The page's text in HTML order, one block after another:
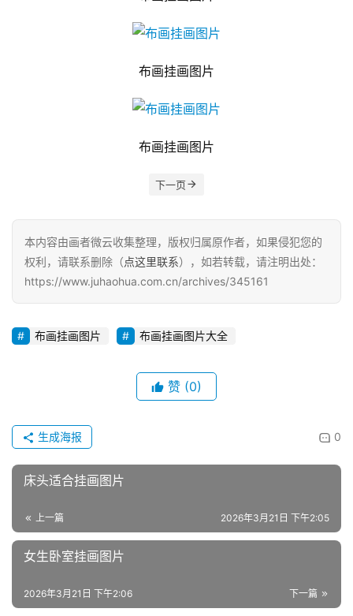
布画挂画图片
布画挂画图片
下一页
本内容由画者微云收集整理，版权归属原作者，如果侵犯您的
权利，请联系删除（点这里联系），如若转载，请注明出处：
https://www.juhaohua.com.cn/archives/345161
布画挂画图片 布画挂画图片大全
赞 (0)
0
生成海报
床头适合挂画图片
上一篇 2026年3月21日 下午2:05
女生卧室挂画图片
下一篇
2026年3月21日 下午2:06